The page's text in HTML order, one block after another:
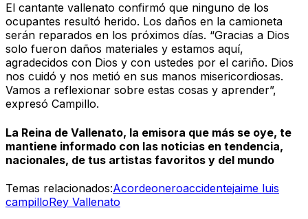
El cantante vallenato confirmó que ninguno de los
ocupantes resultó herido. Los daños en la camioneta
serán reparados en los próximos días. “Gracias a Dios
solo fueron daños materiales y estamos aquí,
agradecidos con Dios y con ustedes por el cariño. Dios
nos cuidó y nos metió en sus manos misericordiosas.
Vamos a reflexionar sobre estas cosas y aprender”,
expresó Campillo.
La Reina de Vallenato, la emisora que más se oye, te
mantiene informado con las noticias en tendencia,
nacionales, de tus artistas favoritos y del mundo
Temas relacionados:Acordeoneroaccidentejaime luis
campilloRey Vallenato